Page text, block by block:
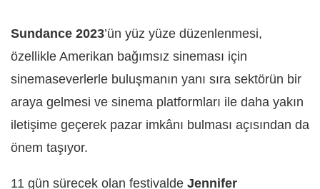
Sundance 2023’ün yüz yüze düzenlenmesi,
özellikle Amerikan bağımsız sineması için
sinemaseverlerle buluşmanın yanı sıra sektörün bir
araya gelmesi ve sinema platformları ile daha yakın
iletişime geçerek pazar imkânı bulması açısından da
önem taşıyor.
11 gün sürecek olan festivalde Jennifer